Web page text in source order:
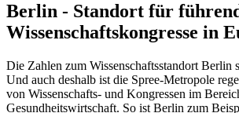
Berlin - Standort für
Wissenschaftskongresse in
Die Zahlen zum Wissenschaftsstandort Berlin
Und auch deshalb ist die Spree-Metropole
von Wissenschafts- und Kongressen im
Gesundheitswirtschaft. So ist Berlin zum